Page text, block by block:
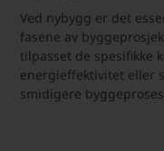
Ved nybygg er det
fasene av
tilpasset de spesifikke
energieffektivitet eller
smidigere